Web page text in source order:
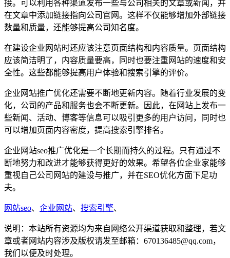
接。可以利用各种渠道发布一些与公司相关的文章或新闻，并
在文章中添加链接指向公司官网。这样不仅能够增加外部链接
数量和质量，还能够提高公司知名度。
在建设企业网站时还应该注意页面结构和内容质量。页面结构
应该简洁明了，内容质量要高，同时也要注重网站的速度和安
全性。这些都能够提高用户体验和搜索引擎的评价。
企业网站推广优化还需要不断地更新内容。随着行业发展的变
化，公司的产品和服务也会不断更新。因此，在网站上发布一
些新闻、活动、博客等信息可以吸引更多的用户访问，同时也
可以增加页面内容密度，提高搜索引擎排名。
企业网站seo推广优化是一个长期而持久的过程。只有通过不
断地努力和改进才能够获得更好的效果。希望各位企业家能够
重视自己公司网站的建设与推广，并在SEO优化方面下足功
夫。
网站seo、 企业网站、 搜索引擎、
说明：本站所有资源均为来自网络公开渠道获取和整理，若文
章或者网站内容涉及版权请发至邮箱：670136485@qq.com，
我们以便及时处理。